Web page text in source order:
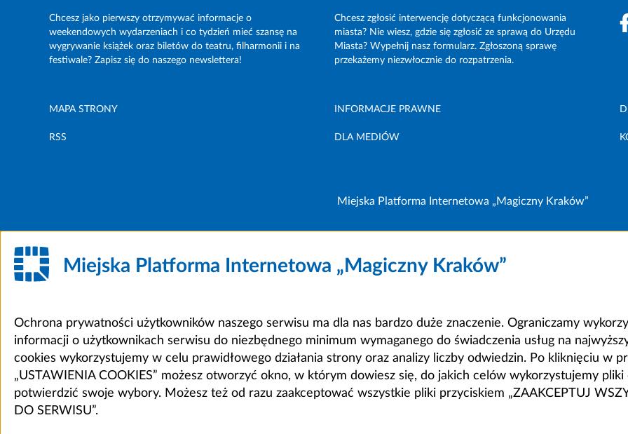
Chcesz jako pierwszy otrzymywać informacje o
weekendowych wydarzeniach i co tydzień mieć szansę na
wygrywanie książek oraz biletów do teatru, filharmonii i na
festiwale? Zapisz się do naszego newslettera!
Chcesz zgłosić interwencję dotyczącą funkcjonowania
miasta? Nie wiesz, gdzie się zgłosić ze sprawą do Urzędu
Miasta? Wypełnij nasz formularz. Zgłoszoną sprawę
przekażemy niezwłocznie do rozpatrzenia.
MAPA STRONY INFORMACJE PRAWNE
RSS DLA MEDIÓW
Miejska Platforma Internetowa „Magiczny Kraków”
Miejska Platforma Internetowa „Magiczny Kraków”
Ochrona prywatności użytkowników naszego serwisu ma dla nas bardzo duże znaczenie. Ograniczamy
informacji o użytkownikach serwisu do niezbędnego minimum wymaganego do świadczenia usług na
cookies wykorzystujemy w celu prawidłowego działania strony oraz analizy liczby odwiedzin. Po kliknięciu w
„USTAWIENIA COOKIES” możesz otworzyć okno, w którym dowiesz się, do jakich celów wykorzystujemy pliki
potwierdzić swoje wybory. Możesz też od razu zaakceptować wszystkie pliki przyciskiem „ZAAKCEPTUJ
DO SERWISU”.